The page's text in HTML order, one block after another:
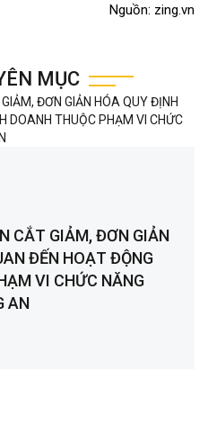
Nguồn: zing.vn
MỤC
CẮT GIẢM, ĐƠN GIẢN
ĐẾN HOẠT ĐỘNG
VI CHỨC NĂNG
AN